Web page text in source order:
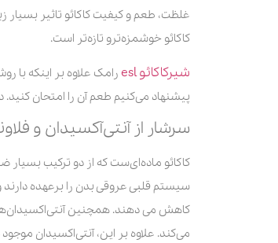
غلظت، طعم و کیفیت کاکائو تاثیر بسیار
کاکائو خوشمزه‌ترو تازه‌تر است.
شیرکاکائو esl
رامک علاوه بر اینکه با
پیشنهاد می‌کنیم طعم آن را امتحان کنید.
سرشار از آنتی‌آکسیدان و
کاکائو ماده‌ای‌ست که از دو ترکیب بسیار
سیستم قلبی عروقی بدن را برعهده دارند
کاهش می دهند. همچنین آنتی‌اکسیدان‌های
می‌کند. علاوه بر این، آنتی‌اکسیدان